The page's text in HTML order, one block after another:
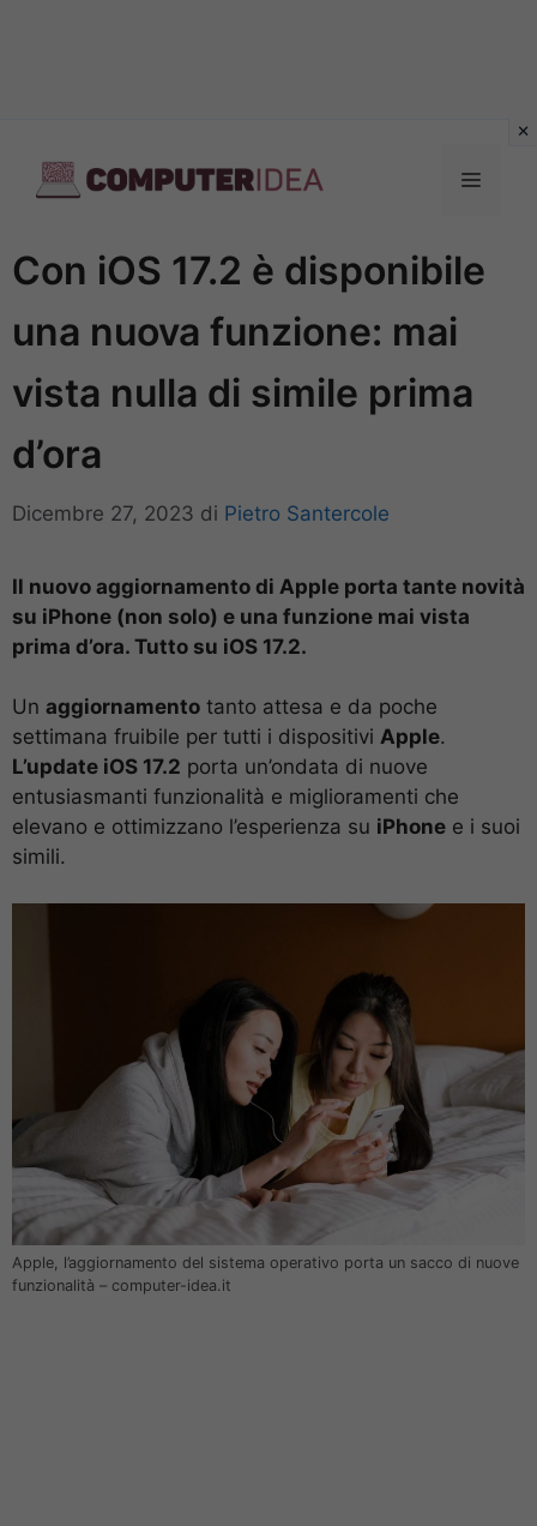
contenuto
Menu
Con iOS 17.2 è disponibile
una nuova funzione: mai
vista nulla di simile prima
d’ora
Dicembre 27, 2023 di Pietro Santercole
Il nuovo aggiornamento di Apple porta tante novità
su iPhone (non solo) e una funzione mai vista
prima d’ora. Tutto su iOS 17.2.
Un aggiornamento tanto attesa e da poche
settimana fruibile per tutti i dispositivi Apple.
L’update iOS 17.2 porta un’ondata di nuove
entusiasmanti funzionalità e miglioramenti che
elevano e ottimizzano l’esperienza su iPhone e i suoi
simili.
Apple, l’aggiornamento del sistema operativo porta un sacco di nuove
funzionalità – computer-idea.it